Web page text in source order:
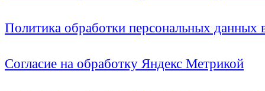
Политика обработки персональных
Согласие на обработку Яндекс Метрикой